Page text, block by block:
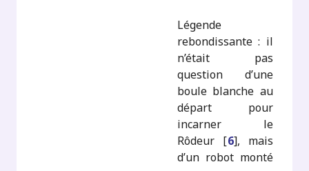
Légende
rebondissante : il
n’était pas
question d’une
boule blanche au
départ pour
incarner le
Rôdeur [6], mais
d’un robot monté